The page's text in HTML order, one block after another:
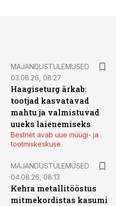
MAJANDUSTULEMUSED
03.08.26, 08:27
Haagiseturg ärkab:
tootjad kasvatavad
mahtu ja valmistuvad
uueks laienemiseks
Bestnet avab uue müügi- ja
tootmiskeskuse
MAJANDUSTULEMUSED
04.08.26, 08:13
Kehra metallitööstus
mitmekordistas kasumi